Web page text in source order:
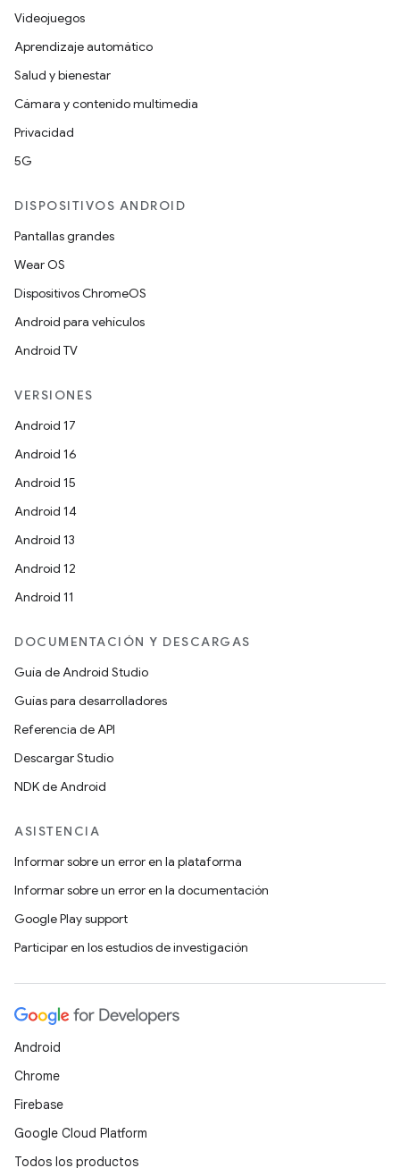
Videojuegos
Aprendizaje automático
Salud y bienestar
Cámara y contenido multimedia
Privacidad
5G
DISPOSITIVOS ANDROID
Pantallas grandes
Wear OS
Dispositivos ChromeOS
Android para vehículos
Android TV
VERSIONES
Android 17
Android 16
Android 15
Android 14
Android 13
Android 12
Android 11
DOCUMENTACIÓN Y DESCARGAS
Guía de Android Studio
Guías para desarrolladores
Referencia de API
Descargar Studio
NDK de Android
ASISTENCIA
Informar sobre un error en la plataforma
Informar sobre un error en la documentación
Google Play support
Participar en los estudios de investigación
Android
Chrome
Firebase
Google Cloud Platform
Todos los productos